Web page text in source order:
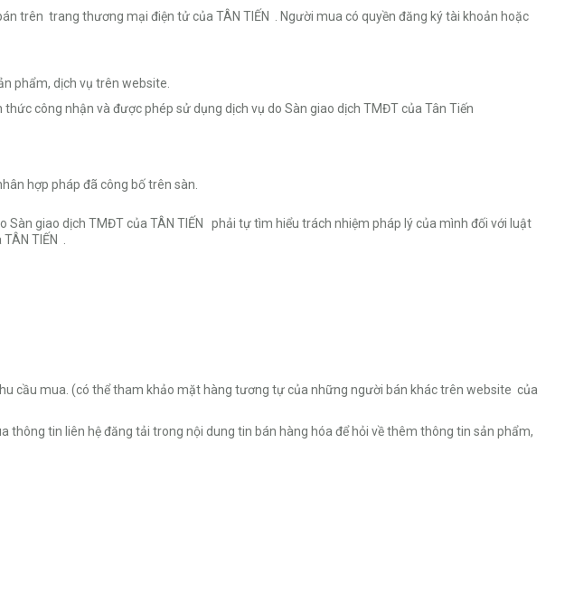
trên trang thương mại điện tử của TÂN TIẾN . Người mua có quyền đăng ký tài khoản hoặc
phẩm, dịch vụ trên website.
công nhận và được phép sử dụng dịch vụ do Sàn giao dịch TMĐT của Tân Tiến
hợp pháp đã công bố trên sàn.
giao dịch TMĐT của TÂN TIẾN phải tự tìm hiểu trách nhiệm pháp lý của mình đối với luật
TIẾN .
cầu mua. (có thể tham khảo mặt hàng tương tự của những người bán khác trên website của
tin liên hệ đăng tải trong nội dung tin bán hàng hóa để hỏi về thêm thông tin sản phẩm,